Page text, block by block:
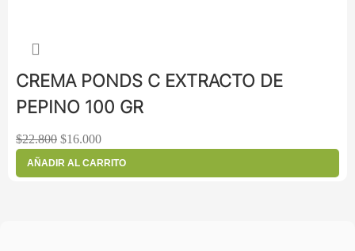
CREMA PONDS C EXTRACTO DE
PEPINO 100 GR
$22.800 $16.000
AÑADIR AL CARRITO